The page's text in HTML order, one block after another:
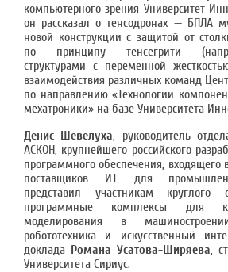
компьютерного зрения Университет
он рассказал о тенсодронах — БПЛА
новой конструкции с защитой от
по принципу тенсегрити
структурами с переменной
взаимодействия различных команд
по направлению «Технологии
мехатроники» на базе Университета
Денис Шевелуха, руководитель
АСКОН, крупнейшего российского
программного обеспечения,
поставщиков ИТ для
представил участникам круглого
программные комплексы для
моделирования в
робототехника и искусственный
доклада Романа Усатова-Ширяева,
Университета Сириус.